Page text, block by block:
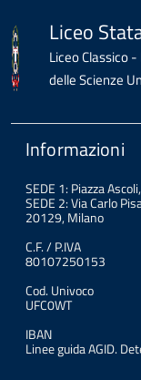
Liceo
Liceo Classico
delle Scienze
Informazioni
SEDE 1: Piazza
SEDE 2: Via Carlo
20129, Milano
C.F. / P.IVA
80107250153
Cod. Univoco
UFC0WT
IBAN
Linee guida AGID.